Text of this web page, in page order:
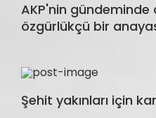
AKP'nin
özgürlükçü bir
Şehit yakınları için